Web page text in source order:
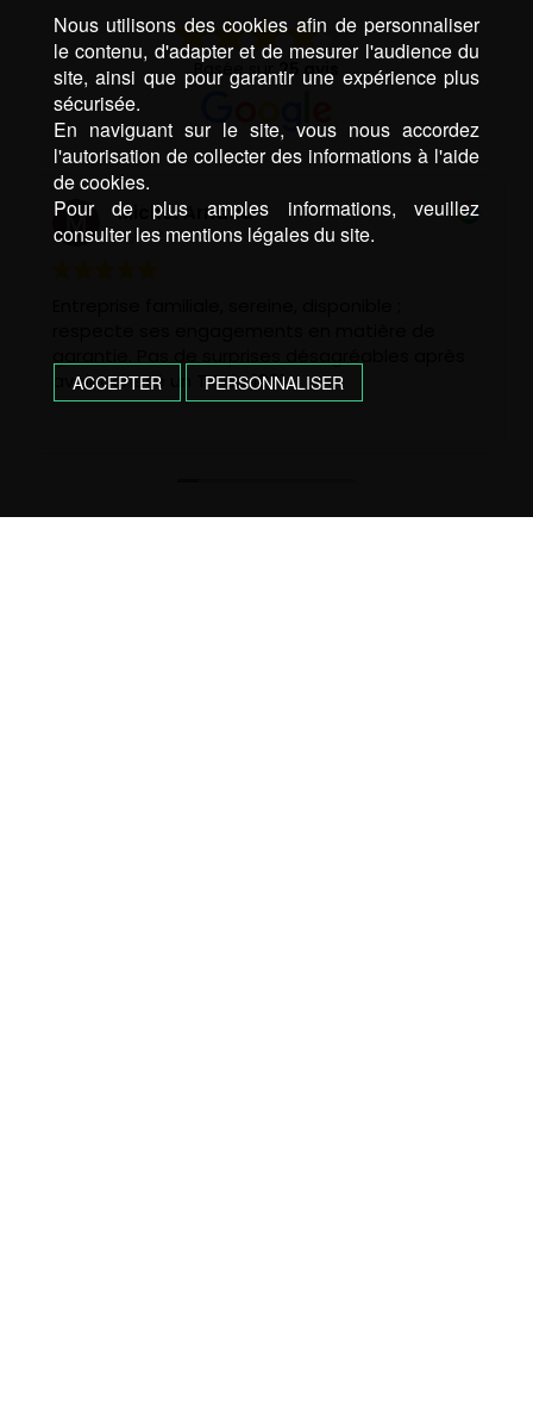
Basée sur25 avis
Michel Arnaud
il y a 2 ans
avoir acheté un T4 de 1991.
Nous utilisons des cookies afin de personnaliser
le contenu, d'adapter et de mesurer l'audience du
site, ainsi que pour garantir une expérience plus
sécurisée.
En naviguant sur le site, vous nous accordez
l'autorisation de collecter des informations à l'aide
de cookies.
Pour de plus amples informations, veuillez
consulter les mentions légales du site.
ACCEPTER PERSONNALISER